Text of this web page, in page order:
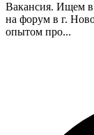
Вакансия. Ищем в
на форум в г.
опытом про...